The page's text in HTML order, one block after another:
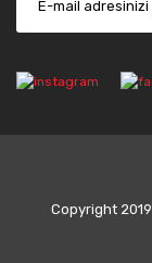
Copyright